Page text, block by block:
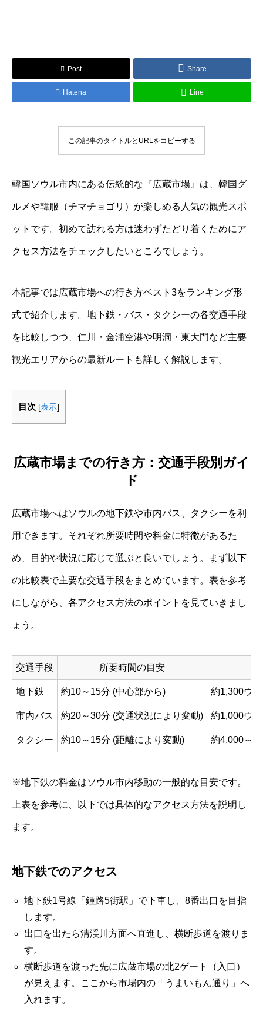
Post Share
Hatena Line
この記事のタイトルとURLをコピーする
韓国ソウル市内にある伝統的な『広蔵市場』は、韓国グ
ルメや韓服（チマチョゴリ）が楽しめる人気の観光スポ
ットです。初めて訪れる方は迷わずたどり着くためにア
クセス方法をチェックしたいところでしょう。
本記事では広蔵市場への行き方ベスト3をランキング形
式で紹介します。地下鉄・バス・タクシーの各交通手段
を比較しつつ、仁川・金浦空港や明洞・東大門など主要
観光エリアからの最新ルートも詳しく解説します。
目次 [表示]
広蔵市場までの行き方：交通手段別ガイ
ド
広蔵市場へはソウルの地下鉄や市内バス、タクシーを利
用できます。それぞれ所要時間や料金に特徴があるた
め、目的や状況に応じて選ぶと良いでしょう。まず以下
の比較表で主要な交通手段をまとめています。表を参考
にしながら、各アクセス方法のポイントを見ていきまし
ょう。
交通手段 所要時間の目安
地下鉄 約10～15分 (中心部から) 約1,300ウ
市内バス 約20～30分 (交通状況により変動) 約1,000ウ
タクシー 約10～15分 (距離により変動) 約4,000～
※地下鉄の料金はソウル市内移動の一般的な目安です。
上表を参考に、以下では具体的なアクセス方法を説明し
ます。
地下鉄でのアクセス
地下鉄1号線「鍾路5街駅」で下車し、8番出口を目指
します。
出口を出たら清渓川方面へ直進し、横断歩道を渡りま
す。
横断歩道を渡った先に広蔵市場の北2ゲート（入口）
が見えます。ここから市場内の「うまいもん通り」へ
入れます。